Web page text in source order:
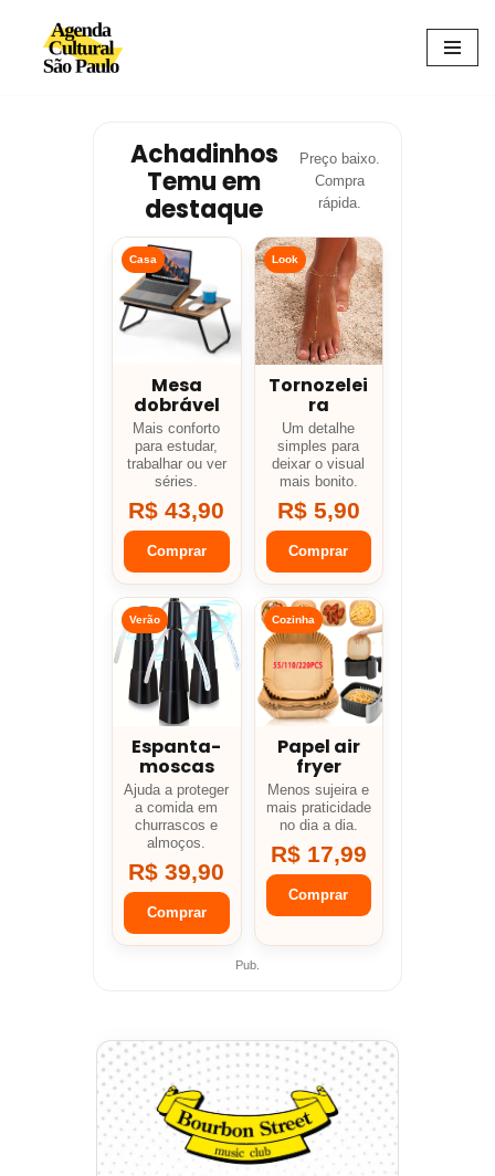
Avançar
Achadinhos
Temu em
destaque
Preço baixo.
Compra
rápida.
Casa
Mesa
dobrável
Mais conforto
para estudar,
trabalhar ou ver
séries.
R$ 43,90
Comprar
Look
Tornozelei
ra
Um detalhe
simples para
deixar o visual
mais bonito.
R$ 5,90
Comprar
Verão
Espanta-
moscas
Ajuda a proteger
a comida em
churrascos e
almoços.
R$ 39,90
Comprar
Cozinha
Papel air
fryer
Menos sujeira e
mais praticidade
no dia a dia.
R$ 17,99
Comprar
Pub.